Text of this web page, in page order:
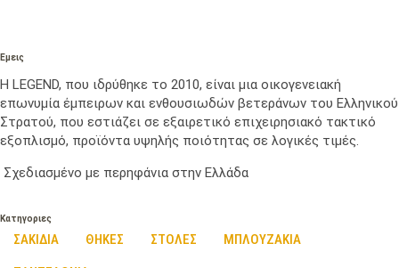
Εμεις
Η LEGEND, που ιδρύθηκε το 2010, είναι μια οικογενειακή
επωνυμία έμπειρων και ενθουσιωδών βετεράνων του Ελληνικού
Στρατού, που εστιάζει σε εξαιρετικό επιχειρησιακό τακτικό
εξοπλισμό, προϊόντα υψηλής ποιότητας σε λογικές τιμές.
Σχεδιασμένο με περηφάνια στην Ελλάδα
Κατηγοριες
ΣΑΚΙΔΙΑ ΘΗΚΕΣ ΣΤΟΛΕΣ ΜΠΛΟΥΖΑΚΙΑ